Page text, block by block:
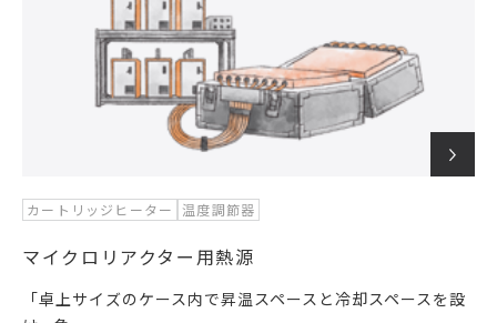
カートリッジヒーター 温度調節器
マイクロリアクター用熱源
「卓上サイズのケース内で昇温スペースと冷却スペースを設